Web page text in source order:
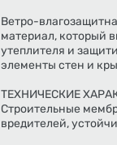
Ветро-
материал, который
утеплителя и
элементы стен и
ТЕХНИЧЕСКИЕ
Строительные
вредителей,